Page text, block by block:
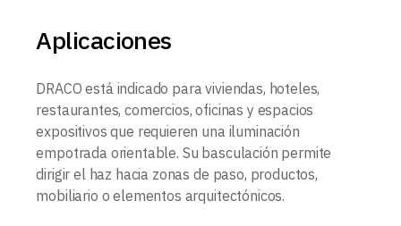
Aplicaciones
DRACO está indicado para viviendas, hoteles,
restaurantes, comercios, oficinas y espacios
expositivos que requieren una iluminación
empotrada orientable. Su basculación permite
dirigir el haz hacia zonas de paso, productos,
mobiliario o elementos arquitectónicos.